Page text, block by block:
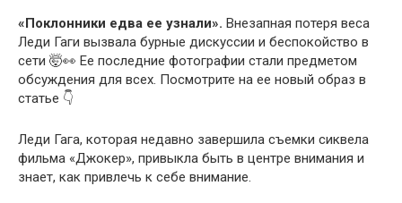
«Поклонники едва ее узнали». Внезапная потеря веса
Леди Гаги вызвала бурные дискуссии и беспокойство в
сети 🤯👀 Ее последние фотографии стали предметом
обсуждения для всех. Посмотрите на ее новый образ в
статье 👇
Леди Гага, которая недавно завершила съемки сиквела
фильма «Джокер», привыкла быть в центре внимания и
знает, как привлечь к себе внимание.